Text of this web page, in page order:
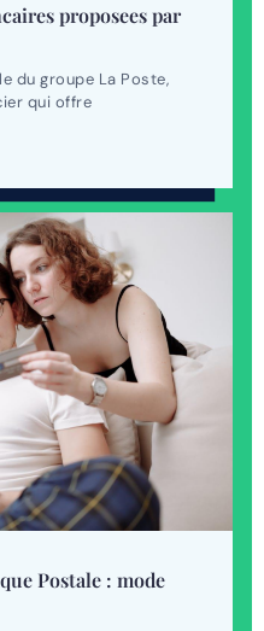
proposees par
du groupe La Poste,
qui offre
Postale : mode